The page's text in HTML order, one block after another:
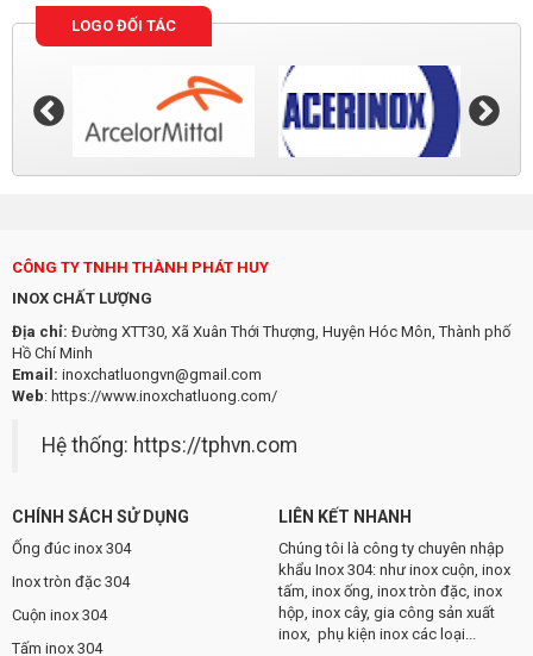
LOGO ĐỐI TÁC
CÔNG TY TNHH THÀNH PHÁT HUY
INOX CHẤT LƯỢNG
Địa chỉ: Đường XTT30, Xã Xuân Thới Thượng, Huyện Hóc Môn, Thành phố
Hồ Chí Minh
Email: inoxchatluongvn@gmail.com
Web: https://www.inoxchatluong.com/
Hệ thống: https://tphvn.com
CHÍNH SÁCH SỬ DỤNG
Ống đúc inox 304
Inox tròn đặc 304
Cuộn inox 304
Tấm inox 304
LIÊN KẾT NHANH
Chúng tôi là công ty chuyên nhập
khẩu Inox 304: như inox cuộn, inox
tấm, inox ống, inox tròn đặc, inox
hộp, inox cây, gia công sản xuất
inox, phụ kiện inox các loại...